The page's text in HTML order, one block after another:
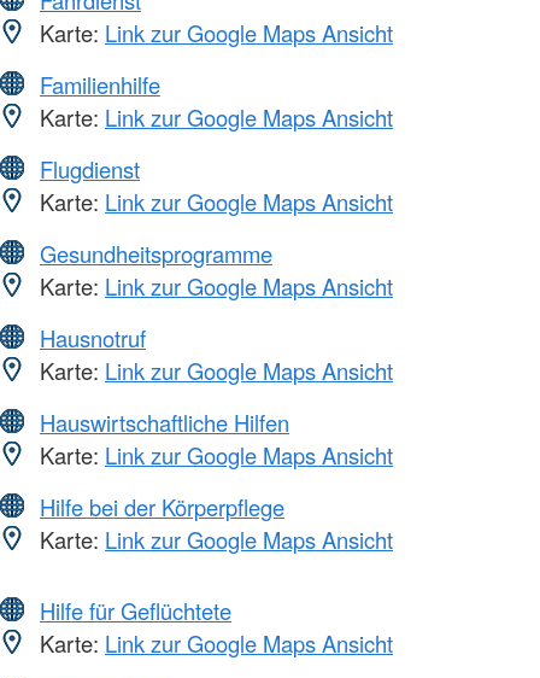
Karte: Link zur Google Maps Ansicht
Familienhilfe
Karte: Link zur Google Maps Ansicht
Flugdienst
Karte: Link zur Google Maps Ansicht
Gesundheitsprogramme
Karte: Link zur Google Maps Ansicht
Hausnotruf
Karte: Link zur Google Maps Ansicht
Hauswirtschaftliche Hilfen
Karte: Link zur Google Maps Ansicht
Hilfe bei der Körperpflege
Karte: Link zur Google Maps Ansicht
Hilfe für Geflüchtete
Karte: Link zur Google Maps Ansicht